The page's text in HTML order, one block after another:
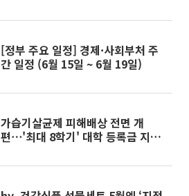
[정부 주요 일정] 경제·사회부처 주
간 일정 (6월 15일 ~ 6월 19일)
가습기살균제 피해배상 전면 개
편⋯'최대 8학기' 대학 등록금 지원